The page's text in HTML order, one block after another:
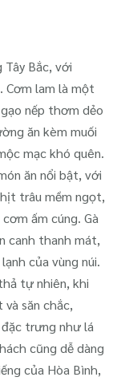
Bắc, với
Cơm lam là một
nếp thơm dẻo
ăn kèm muối
mạc khó quên.
ăn nổi bật, với
trâu mềm ngọt,
ấm cúng. Gà
canh thanh mát,
của vùng núi.
tự nhiên, khi
săn chắc,
trưng như lá
cũng dễ dàng
của Hòa Bình,